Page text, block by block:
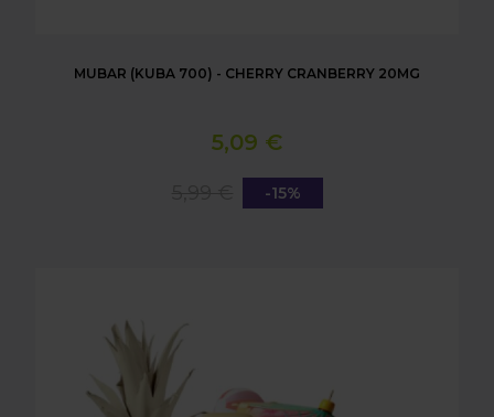
MUBAR (KUBA 700) - CHERRY CRANBERRY 20MG
5,09 €
-15%